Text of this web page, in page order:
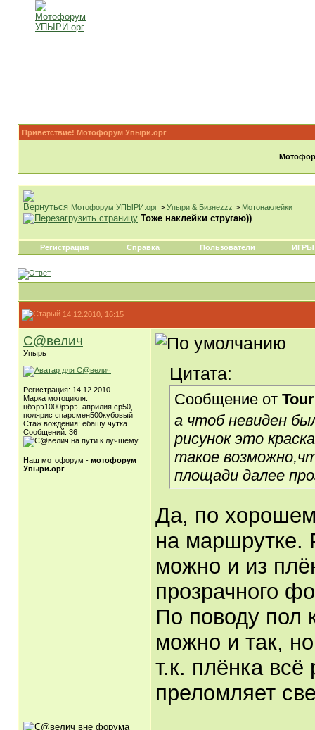
Приветствие! Мотофорум Упыри.орг
Мотофорум УПЫРИ.орг > Упыри & Бизнеzzz > Мотонаклейки
Тоже наклейки стругаю))
Регистрация Справка Пользователи ИГРЫ
14.12.2010, 16:15
С@велич
Упырь
Регистрация: 14.12.2010
Марка мотоцикля:
цбэрэ1000рэрэ, априлия ср50,
полярис спарсмен500кубовый
Стаж вождения: ебашу чутка
Сообщений: 36
Наш мотофорум - мотофорум
Упыри.орг
Цитата:
Сообщение от Tour
а чтоб невиден
рисунок это
такое
площади далее
Да, по
на маршрутке.
можно и из
прозрачного
По поводу пол
можно и так,
т.к. плёнка всё
преломляет